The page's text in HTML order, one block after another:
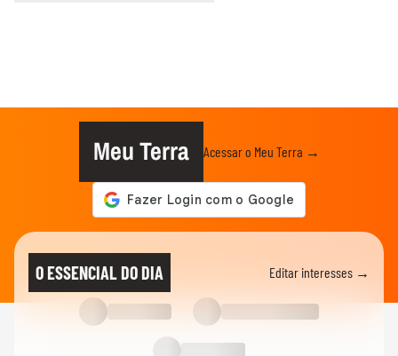
Meu Terra Acessar o Meu Terra →
O ESSENCIAL DO DIA Editar interesses →